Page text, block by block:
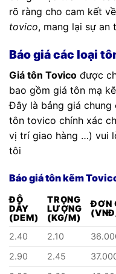
rõ ràng cho cam kết
tovico, mang lại sự an
Báo giá các loại
Giá tôn Tovico được
bao gồm giá tôn mạ
Đây là bảng giá chung
tôn tovico chính xác
vị trí giao hàng …) vui
tôi
Báo giá tôn kẽm
ĐỘ
DÀY
(DEM)
TRỌNG
LƯỢNG
(KG/M)
ĐƠN
2.40 2.10
2.90
2.45